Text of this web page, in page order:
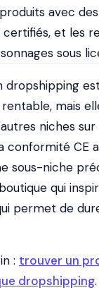
avec
certifiés, et les
sous
dropshipping
mais
niches
conformité CE
sous-niche
qui
permet de
: trouver un
dropshipping.